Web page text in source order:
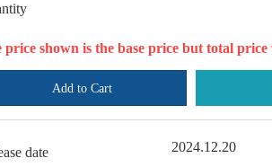
price shown is the base price but total
Add to Cart
date 2024.12.20